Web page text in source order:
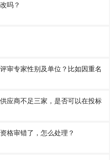
吗？
审专家性别及单位？比如因重名
应商不足三家，是否可以在投标
格审错了，怎么处理？